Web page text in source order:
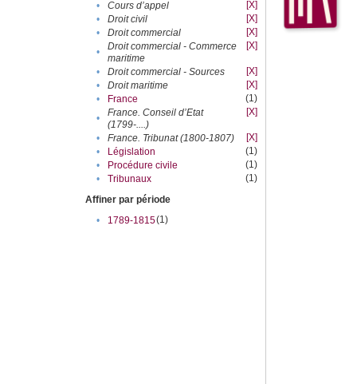
•
Cours d’appel
[X]
•
Droit civil
[X]
•
Droit commercial
[X]
•
Droit commercial - Commerce
maritime
[X]
• Droit commercial - Sources
[X]
•
Droit maritime
[X]
•
France
(1)
•
France. Conseil d’Etat
(1799-....)
[X]
• France. Tribunat (1800-1807)
[X]
•
Législation
(1)
•
Procédure civile
(1)
•
Tribunaux
(1)
Affiner par période
•
1789-1815(1)